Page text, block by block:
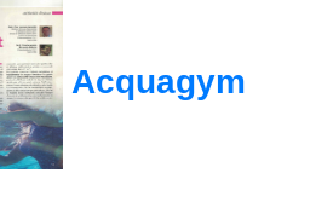
Acquagym